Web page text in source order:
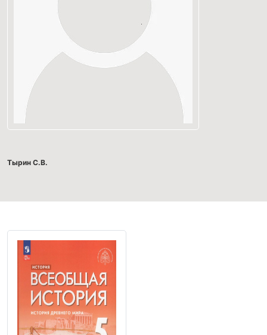
Тырин С.В.